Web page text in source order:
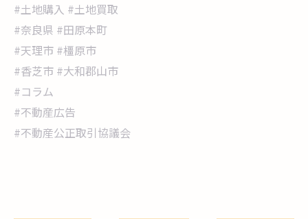
#土地購入 #土地買取
#奈良県 #田原本町
#天理市 #橿原市
#香芝市 #大和郡山市
#コラム
#不動産広告
#不動産公正取引協議会